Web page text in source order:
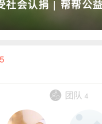
社会认捐 | 帮帮公益
团队 4